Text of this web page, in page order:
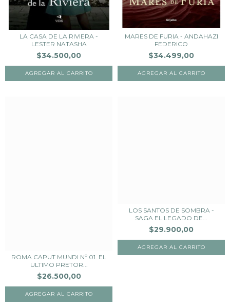
LA CASA DE LA RIVIERA -
LESTER NATASHA
$34.500,00
MARES DE FURIA - ANDAHAZI
FEDERICO
$34.499,00
ROMA CAPUT MUNDI Nº 01. EL
ULTIMO PRETOR...
$26.500,00
LOS SANTOS DE SOMBRA -
SAGA EL LEGADO DE...
$29.900,00